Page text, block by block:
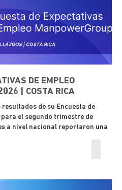
DE EMPLEO
| COSTA RICA
de su Encuesta de
para el segundo trimestre de
a nivel nacional reportaron una